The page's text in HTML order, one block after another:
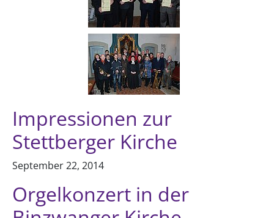
Impressionen zur
Stettberger Kirche
September 22, 2014
Orgelkonzert in der